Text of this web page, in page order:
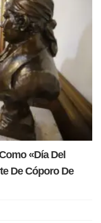
«Día Del
De Cóporo De